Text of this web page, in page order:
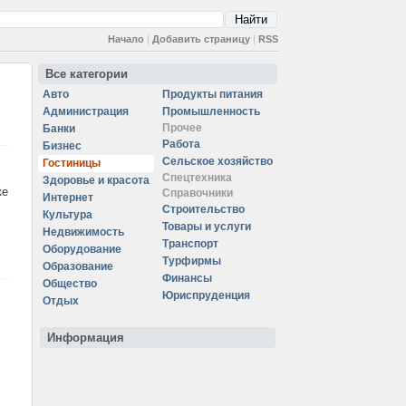
Начало | Добавить страницу | RSS
Все категории
Авто
Администрация
Банки
Бизнес
Гостиницы
Здоровье и красота
Интернет
Культура
Недвижимость
Оборудование
Образование
Общество
Отдых
Продукты питания
Промышленность
Прочее
Работа
Сельское хозяйство
Спецтехника
Справочники
Строительство
Товары и услуги
Транспорт
Турфирмы
Финансы
Юриспруденция
Информация